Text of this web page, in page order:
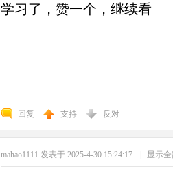
学习了，赞一个，继续看
回复 支持 反对
mahao1111 发表于 2025-4-30 15:24:17 | 显示